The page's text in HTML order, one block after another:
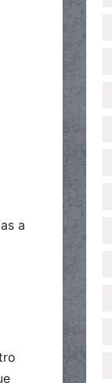
a